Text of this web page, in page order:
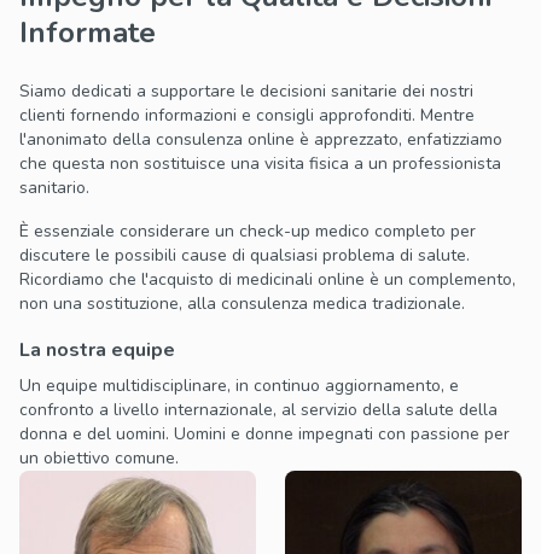
Informate
Siamo dedicati a supportare le decisioni sanitarie dei nostri
clienti fornendo informazioni e consigli approfonditi. Mentre
l'anonimato della consulenza online è apprezzato, enfatizziamo
che questa non sostituisce una visita fisica a un professionista
sanitario.
È essenziale considerare un check-up medico completo per
discutere le possibili cause di qualsiasi problema di salute.
Ricordiamo che l'acquisto di medicinali online è un complemento,
non una sostituzione, alla consulenza medica tradizionale.
La nostra equipe
Un equipe multidisciplinare, in continuo aggiornamento, e
confronto a livello internazionale, al servizio della salute della
donna e del uomini. Uomini e donne impegnati con passione per
un obiettivo comune.